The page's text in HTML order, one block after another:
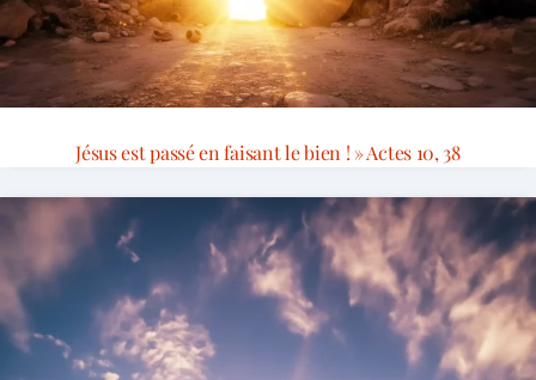
Jésus est passé en faisant le bien ! » Actes 10, 38